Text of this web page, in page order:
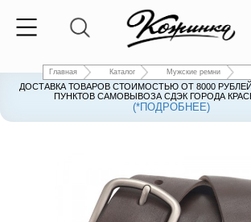
Главная Каталог Мужские ремни
ДОСТАВКА ТОВАРОВ СТОИМОСТЬЮ ОТ 8000
ПУНКТОВ САМОВЫВОЗА СДЭК ГОРОДА
(*ПОДРОБНЕЕ)